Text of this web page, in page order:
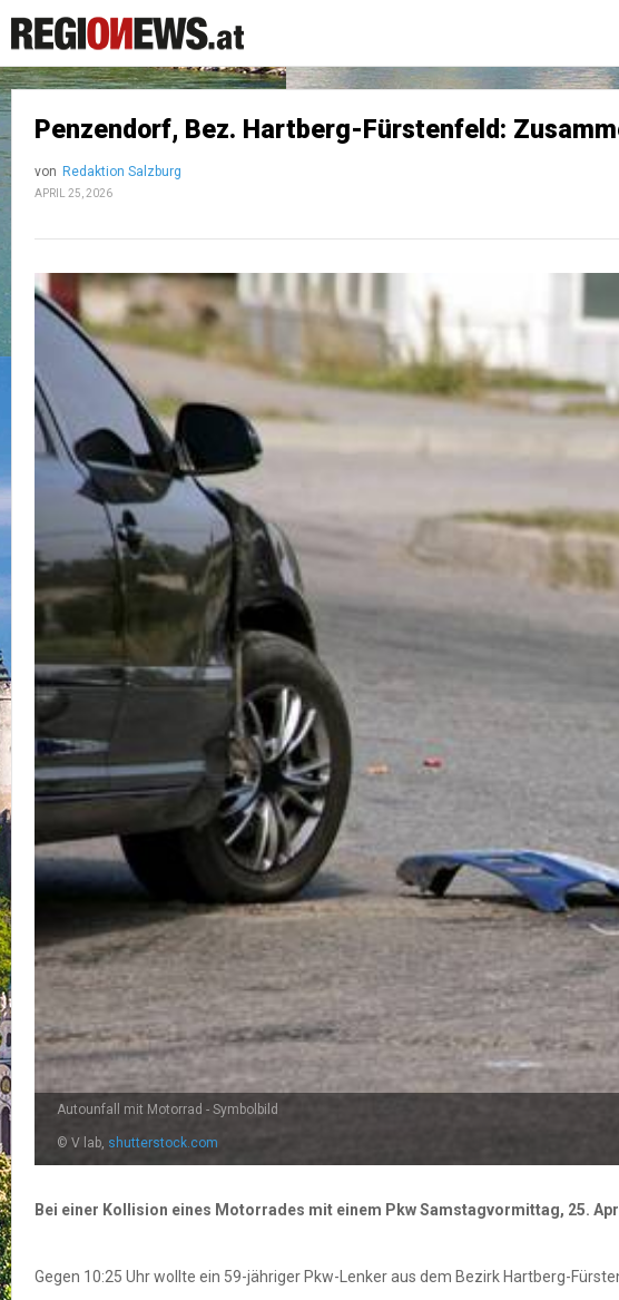
Penzendorf, Bez. Hartberg-Fürstenfeld:
von Redaktion Salzburg
APRIL 25, 2026
Autounfall mit Motorrad - Symbolbild
© V lab, shutterstock.com
Bei einer Kollision eines Motorrades mit einem Pkw Samstagvormittag, 25.
Gegen 10:25 Uhr wollte ein 59-jähriger Pkw-Lenker aus dem Bezirk Hartberg-